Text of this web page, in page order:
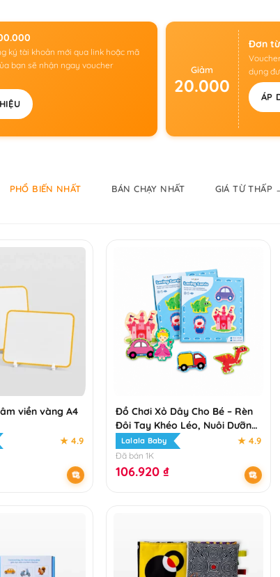
ký tài khoản mới qua link hoặc mã
bạn sẽ nhận ngay voucher
Giảm
20.000
Đơn
dụng
ÁP
PHỔ BIẾN NHẤT BÁN CHẠY NHẤT GIÁ TỪ THẤP
viền vàng A4
★ 4.9
Đồ Chơi Xỏ Dây Cho Bé – Rèn
Đôi Tay Khéo Léo, Nuôi Dưỡng
Tư Duy Từ Những Trò Chơi Đơn
Giản
Lalala Baby ★ 4.9
Đã bán 1K
106.920 ₫